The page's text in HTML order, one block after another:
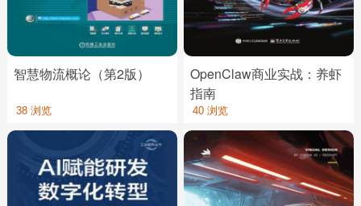
智慧物流概论（第2版）
38 浏览
OpenClaw商业实战：养虾
指南
40 浏览